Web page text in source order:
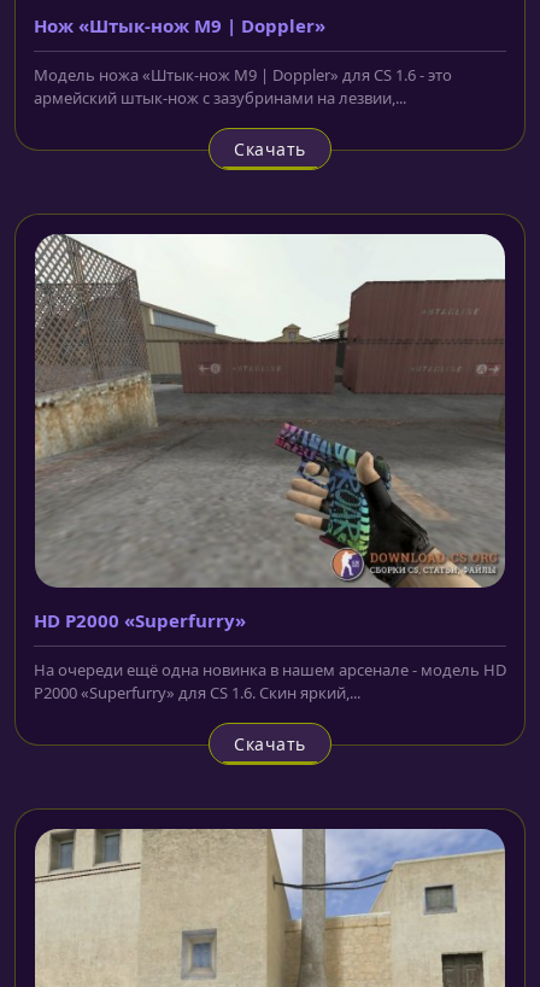
Нож «Штык-нож M9 | Doppler»
Модель ножа «Штык-нож M9 | Doppler» для CS 1.6 - это
армейский штык-нож с зазубринами на лезвии,...
Скачать
HD P2000 «Superfurry»
На очереди ещё одна новинка в нашем арсенале - модель HD
P2000 «Superfurry» для CS 1.6. Скин яркий,...
Скачать